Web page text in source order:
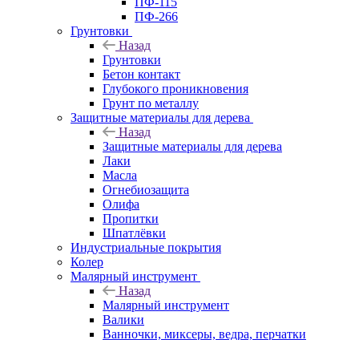
ПФ-266
Грунтовки
Назад
Грунтовки
Бетон контакт
Глубокого проникновения
Грунт по металлу
Защитные материалы для дерева
Назад
Защитные материалы для дерева
Лаки
Масла
Огнебиозащита
Олифа
Пропитки
Шпатлёвки
Индустриальные покрытия
Колер
Малярный инструмент
Назад
Малярный инструмент
Валики
Ванночки, миксеры, ведра, перчатки